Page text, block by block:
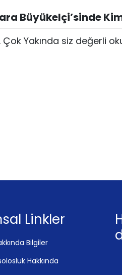
Büyükelçi’sinde
Yakında siz değerli
Linkler
Bilgiler
Hakkında